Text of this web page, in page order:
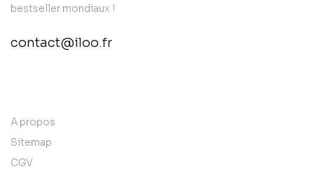
bestseller mondiaux !
contact@iloo.fr
A propos
Sitemap
CGV